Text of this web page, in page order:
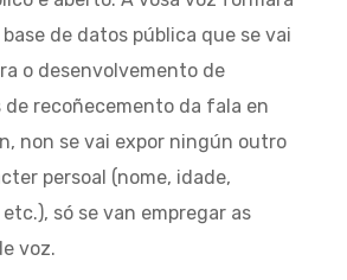
de datos pública que se vai
o desenvolvemento de
recoñecemento da fala en
non se vai expor ningún outro
persoal (nome, idade,
só se van empregar as
voz.